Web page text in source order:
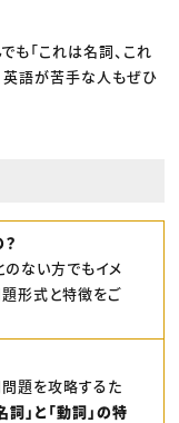
も「これは名詞、これ
英語が苦手な人もぜひ
ない方でもイメ
形式と特徴をご
題を攻略するた
詞」と「動詞」の特